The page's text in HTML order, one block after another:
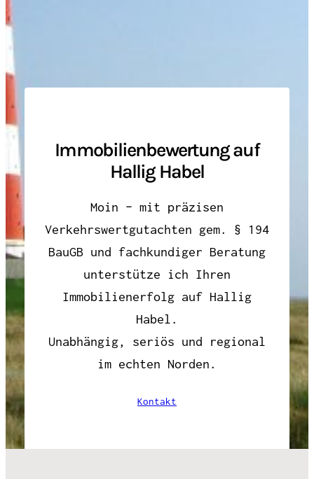
Immobilienbewertung auf
Hallig Habel
Moin – mit präzisen
Verkehrswertgutachten gem. § 194
BauGB und fachkundiger Beratung
unterstütze ich Ihren
Immobilienerfolg auf Hallig
Habel.
Unabhängig, seriös und regional
im echten Norden.
Kontakt